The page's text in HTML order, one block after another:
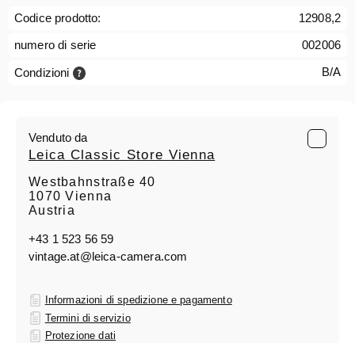
Codice prodotto:
12908,2
numero di serie
002006
Condizioni B/A
Venduto da
Leica Classic Store Vienna
Westbahnstraße 40
1070 Vienna
Austria
+43 1 523 56 59
vintage.at@leica-camera.com
Informazioni di spedizione e pagamento
Termini di servizio
Protezione dati